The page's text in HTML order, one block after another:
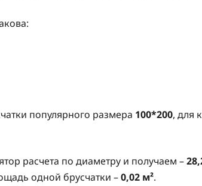
популярного размера 100*200, для
расчета по диаметру и получаем –
одной брусчатки –0,02 м².